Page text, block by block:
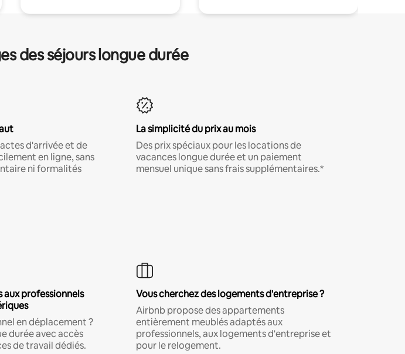
des séjours longue durée
d'arrivée et de
en ligne, sans
ni formalités
La simplicité du prix au mois
Des prix spéciaux pour les locations de
vacances longue durée et un paiement
mensuel unique sans frais supplémentaires.*
aux professionnels
en déplacement ?
durée avec accès
de travail dédiés.
Vous cherchez des logements d'entreprise ?
Airbnb propose des appartements
entièrement meublés adaptés aux
professionnels, aux logements d'entreprise et
pour le relogement.